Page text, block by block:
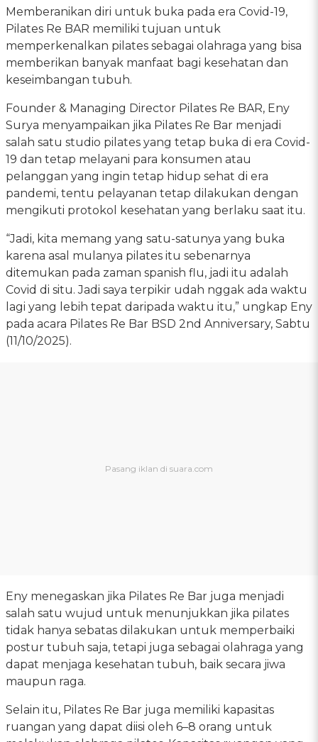
Memberanikan diri untuk buka pada era Covid-19,
Pilates Re BAR memiliki tujuan untuk
memperkenalkan pilates sebagai olahraga yang bisa
memberikan banyak manfaat bagi kesehatan dan
keseimbangan tubuh.
Founder & Managing Director Pilates Re BAR, Eny
Surya menyampaikan jika Pilates Re Bar menjadi
salah satu studio pilates yang tetap buka di era Covid-
19 dan tetap melayani para konsumen atau
pelanggan yang ingin tetap hidup sehat di era
pandemi, tentu pelayanan tetap dilakukan dengan
mengikuti protokol kesehatan yang berlaku saat itu.
“Jadi, kita memang yang satu-satunya yang buka
karena asal mulanya pilates itu sebenarnya
ditemukan pada zaman spanish flu, jadi itu adalah
Covid di situ. Jadi saya terpikir udah nggak ada waktu
lagi yang lebih tepat daripada waktu itu,” ungkap Eny
pada acara Pilates Re Bar BSD 2nd Anniversary, Sabtu
(11/10/2025).
Eny menegaskan jika Pilates Re Bar juga menjadi
salah satu wujud untuk menunjukkan jika pilates
tidak hanya sebatas dilakukan untuk memperbaiki
postur tubuh saja, tetapi juga sebagai olahraga yang
dapat menjaga kesehatan tubuh, baik secara jiwa
maupun raga.
Selain itu, Pilates Re Bar juga memiliki kapasitas
ruangan yang dapat diisi oleh 6–8 orang untuk